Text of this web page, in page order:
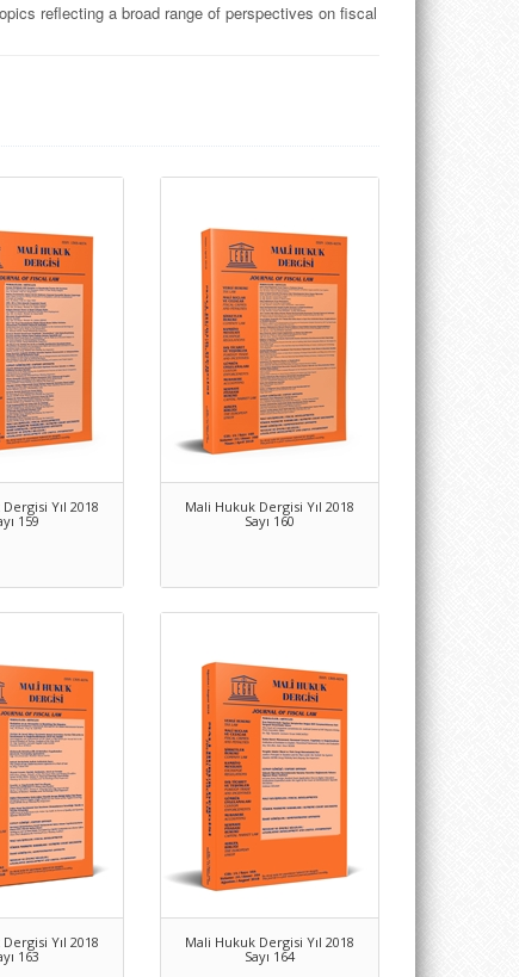
reflecting a broad range of perspectives on fiscal
Yıl 2018
159
Mali Hukuk Dergisi Yıl 2018
Sayı 160
Yıl 2018
163
Mali Hukuk Dergisi Yıl 2018
Sayı 164